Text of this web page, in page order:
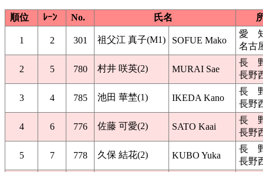
順位 ﾚｰﾝ No. 氏名
1 2 301 祖父江 真子(M1) SOFUE Mako
愛
名古
2 5 780 村井 咲英(2) MURAI Sae
長
長野
3 4 785 池田 華埜(1) IKEDA Kano
長
長野
4 6 776 佐藤 可愛(2) SATO Kaai
長
長野
5 7 778 久保 結花(2) KUBO Yuka
長
長野